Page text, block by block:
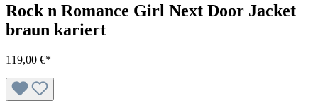
Rock n Romance Girl Next Door Jacket
braun kariert
119,00 €*